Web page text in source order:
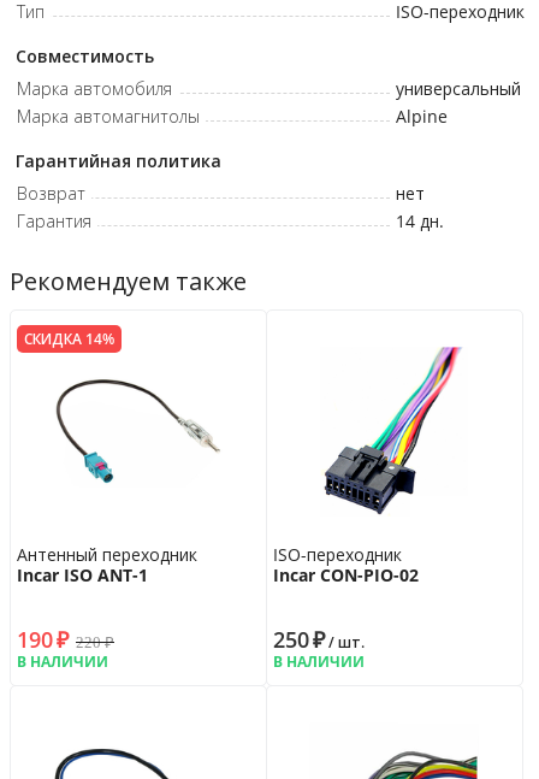
Тип
ISO-переходник
Совместимость
Марка автомобиля
универсальный
Марка автомагнитолы
Alpine
Гарантийная политика
Возврат
нет
Гарантия
14 дн.
Рекомендуем также
СКИДКА 14%
Антенный переходник
Incar ISO ANT-1
190₽ 220₽
В НАЛИЧИИ
ISO-переходник
Incar CON-PIO-02
250₽/ шт.
В НАЛИЧИИ